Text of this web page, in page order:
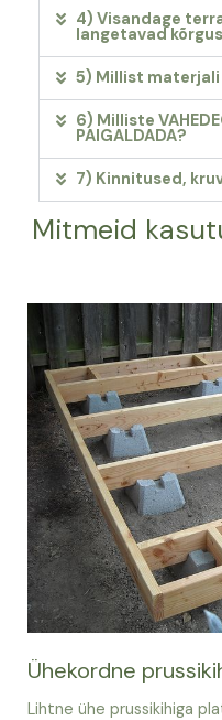
4) Visandage
langetavad
5) Millist
6) Milliste
PAIGALDADA?
7) Kinnitused,
Mitmeid
Ühekordne
Lihtne ühe prussikihiga